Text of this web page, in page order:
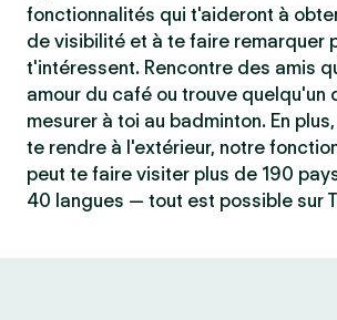
fonctionnalités qui t'aideront à
de visibilité et à te faire remarquer
t'intéressent. Rencontre des amis
amour du café ou trouve quelqu'un
mesurer à toi au badminton. En
te rendre à l'extérieur, notre
peut te faire visiter plus de 190
40 langues — tout est possible sur